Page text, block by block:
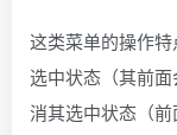
这类菜单的操作
选中状态（其前
消其选中状态（前